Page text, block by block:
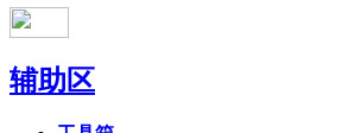
辅助区